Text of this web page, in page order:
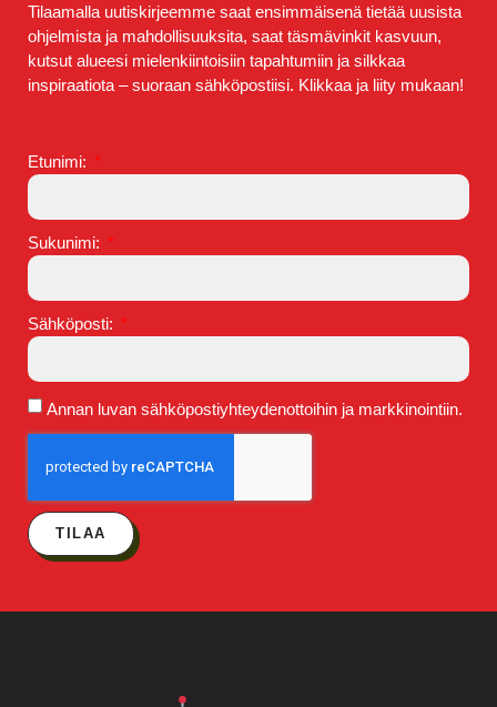
Tilaamalla uutiskirjeemme saat ensimmäisenä tietää uusista
ohjelmista ja mahdollisuuksita, saat täsmävinkit kasvuun,
kutsut alueesi mielenkiintoisiin tapahtumiin ja silkkaa
inspiraatiota – suoraan sähköpostiisi. Klikkaa ja liity mukaan!
Etunimi:
Sukunimi:
Sähköposti:
Annan luvan sähköpostiyhteydenottoihin ja markkinointiin.
TILAA